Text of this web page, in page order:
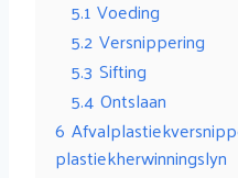
5.1 Voeding
5.2 Versnippering
5.3 Sifting
5.4 Ontslaan
6
plastiekherwinningslyn